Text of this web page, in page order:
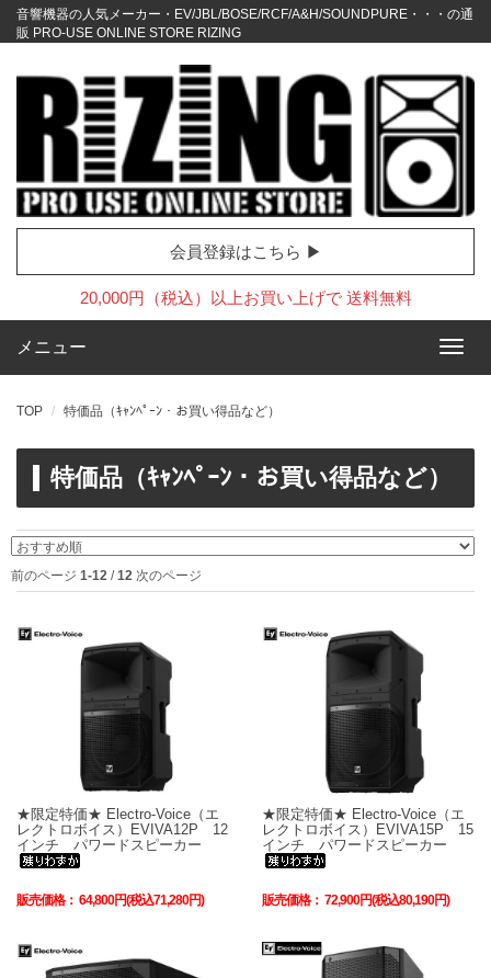
音響機器の人気メーカー・EV/JBL/BOSE/RCF/A&H/SOUNDPURE・・・の通
販 PRO-USE ONLINE STORE RIZING
会員登録はこちら ▶
20,000円（税込）以上お買い上げで 送料無料
メニュー
TOP 特価品（ｷｬﾝﾍﾟｰﾝ・お買い得品など）
特価品（ｷｬﾝﾍﾟｰﾝ・お買い得品など）
前のページ 1-12 /12 次のページ
★限定特価★ Electro-Voice（エ
レクトロボイス）EVIVA12P 12
インチ パワードスピーカー
販売価格： 64,800円(税込71,280円)
★限定特価★ Electro-Voice（エ
レクトロボイス）EVIVA15P 15
インチ パワードスピーカー
販売価格： 72,900円(税込80,190円)